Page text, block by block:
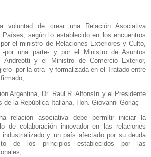
voluntad de crear una Relación Asociativa
según lo establecido en los encuentros
el ministro de Relaciones Exteriores y Culto,
por una parte- y por el Ministro de Asuntos
Andreotti y el Ministro de Comercio Exterior,
-por la otra- y formalizada en el Tratado entre
Argentina , Dr. Raúl R. Alfonsín y el Presidente
de la República Italiana , Hon. Giovanni Goriaç
relación asociativa debe permitir iniciar la
de colaboración innovador en las relaciones
industrializado y un país afectado por su deuda
de los principios establecidos por las